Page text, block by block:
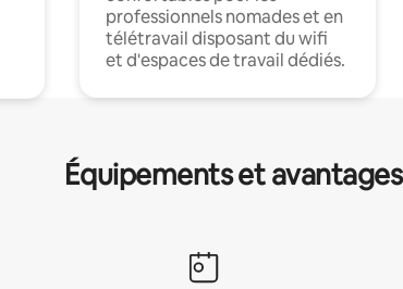
professionnels nomades et en
télétravail disposant du wifi
et d'espaces de travail dédiés.
Équipements et